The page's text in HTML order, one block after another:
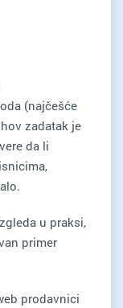
(najčešće
zadatak je
da li
u praksi,
primer
prodavnici